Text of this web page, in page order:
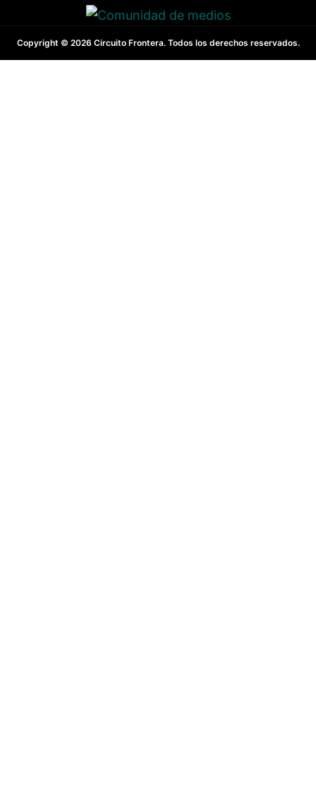
Copyright © 2026 Circuito Frontera. Todos los derechos reservados.